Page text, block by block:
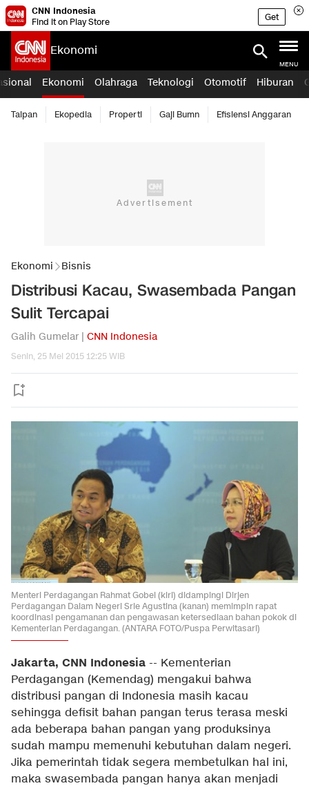
CNN Indonesia
Find it on Play Store
Get
Ekonomi
MENU
Ekonomi Olahraga Teknologi Otomotif Hiburan
Taipan Ekopedia Properti Gaji Bumn Efisiensi Anggaran
Ekonomi Bisnis
Distribusi Kacau, Swasembada Pangan
Sulit Tercapai
Galih Gumelar | CNN Indonesia
Senin, 25 Mei 2015 12:25 WIB
Menteri Perdagangan Rahmat Gobel (kiri) didampingi Dirjen
Perdagangan Dalam Negeri Srie Agustina (kanan) memimpin rapat
koordinasi pengamanan dan pengawasan ketersediaan bahan pokok di
Kementerian Perdagangan. (ANTARA FOTO/Puspa Perwitasari)
Jakarta, CNN Indonesia -- Kementerian
Perdagangan (Kemendag) mengakui bahwa
distribusi pangan di Indonesia masih kacau
sehingga defisit bahan pangan terus terasa meski
ada beberapa bahan pangan yang produksinya
sudah mampu memenuhi kebutuhan dalam negeri.
Jika pemerintah tidak segera membetulkan hal ini,
maka swasembada pangan hanya akan menjadi